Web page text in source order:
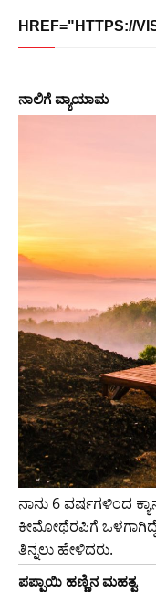
HREF="HTTPS://
ನಾಲಿಗೆ ವ್ಯಾಯಾಮ
ನಾನು 6 ವರ್ಷಗಳಿಂದ
ಕೀಮೋಥೆರಪಿಗೆ
ತಿನ್ನಲು ಹೇಳಿದರು.
ಪಪ್ಪಾಯಿ ಹಣ್ಣಿನ ಮಹತ್ವ